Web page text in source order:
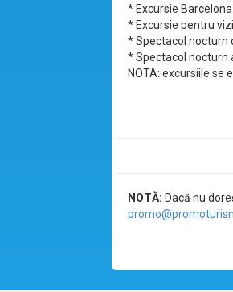
* Excursie
* Excursie pentru
* Spectacol nocturn
* Spectacol nocturn
NOTA: excursiile
NOTĂ: Dacă nu